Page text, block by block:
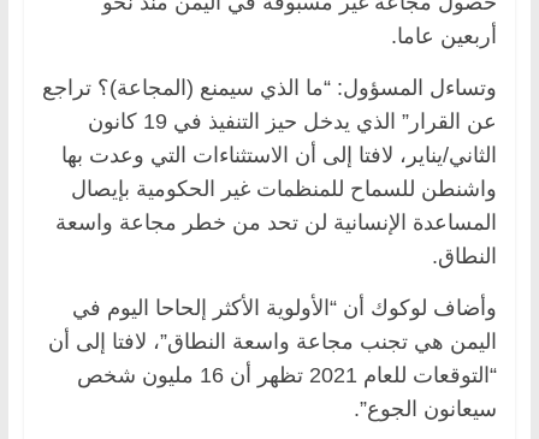
أربعين عاما.
وتساءل المسؤول: “ما الذي سيمنع (المجاعة)؟ تراجع
عن القرار” الذي يدخل حيز التنفيذ في 19 كانون
الثاني/يناير، لافتا إلى أن الاستثناءات التي وعدت بها
واشنطن للسماح للمنظمات غير الحكومية بإيصال
المساعدة الإنسانية لن تحد من خطر مجاعة واسعة
النطاق.
وأضاف لوكوك أن “الأولوية الأكثر إلحاحا اليوم في
اليمن هي تجنب مجاعة واسعة النطاق”، لافتا إلى أن
“التوقعات للعام 2021 تظهر أن 16 مليون شخص
سيعانون الجوع”.